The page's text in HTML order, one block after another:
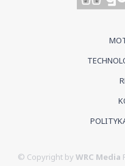
© Copyright by WRC Media